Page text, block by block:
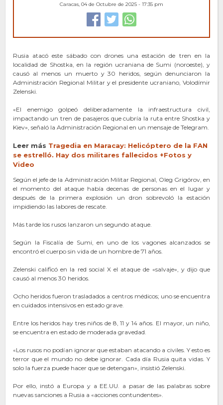
Caracas, 04 de Octubre de 2025 - 17:35 pm
Rusia atacó este sábado con drones una estación de tren en la
localidad de Shostka, en la región ucraniana de Sumi (noroeste), y
causó al menos un muerto y 30 heridos, según denunciaron la
Administración Regional Militar y el presidente ucraniano, Volodímir
Zelenski.
«El enemigo golpeó deliberadamente la infraestructura civil,
impactando un tren de pasajeros que cubría la ruta entre Shostka y
Kiev», señaló la Administración Regional en un mensaje de Telegram.
Leer más Tragedia en Maracay: Helicóptero de la FAN
se estrelló. Hay dos militares fallecidos +Fotos y
Video
Según el jefe de la Administración Militar Regional, Oleg Grigórov, en
el momento del ataque había decenas de personas en el lugar y
después de la primera explosión un dron sobrevoló la estación
impidiendo las labores de rescate.
Más tarde los rusos lanzaron un segundo ataque.
Según la Fiscalía de Sumi, en uno de los vagones alcanzados se
encontró el cuerpo sin vida de un hombre de 71 años.
Zelenski calificó en la red social X el ataque de «salvaje», y dijo que
causó al menos 30 heridos.
Ocho heridos fueron trasladados a centros médicos; uno se encuentra
en cuidados intensivos en estado grave.
Entre los heridos hay tres niños de 8, 11 y 14 años. El mayor, un niño,
se encuentra en estado de moderada gravedad.
«Los rusos no podían ignorar que estaban atacando a civiles. Y esto es
terror que el mundo no debe ignorar. Cada día Rusia quita vidas. Y
solo la fuerza puede hacer que se detengan», insistió Zelenski.
Por ello, instó a Europa y a EE.UU. a pasar de las palabras sobre
nuevas sanciones a Rusia a «acciones contundentes».